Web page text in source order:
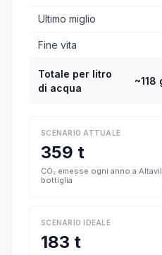
Ultimo miglio
Fine vita
Totale per litro
di acqua
~118
SCENARIO ATTUALE
359 t
CO₂ emesse ogni anno a
bottiglia
SCENARIO IDEALE
183 t